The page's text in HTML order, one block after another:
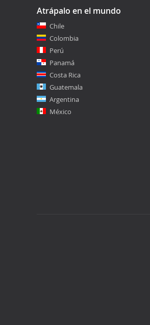
Atrápalo en el mundo
Chile
Colombia
Perú
Panamá
Costa Rica
Guatemala
Argentina
México